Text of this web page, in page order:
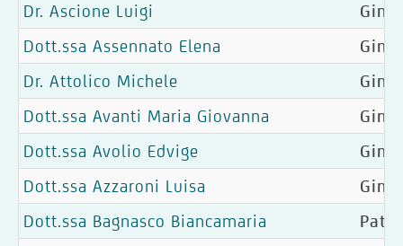
Dr. Ascione Luigi
Dott.ssa Assennato Elena
Dr. Attolico Michele
Dott.ssa Avanti Maria Giovanna
Dott.ssa Avolio Edvige
Dott.ssa Azzaroni Luisa
Dott.ssa Bagnasco Biancamaria